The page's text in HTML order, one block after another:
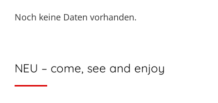
Noch keine Daten vorhanden.
NEU – come, see and enjoy